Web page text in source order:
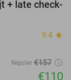
30%
+ late check-
9.4 star
Regulier €157
€110